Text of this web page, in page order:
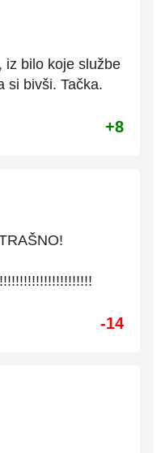
iz bilo koje službe
si bivši. Tačka.
+8
-14